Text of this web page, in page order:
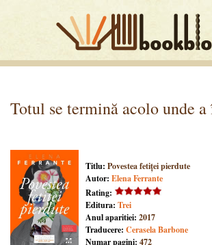
Totul se termină acolo unde
Titlu: Povestea fetiței pierdute
Autor: Elena Ferrante
Rating:
Editura: Trei
Anul aparitiei: 2017
Traducere: Cerasela Barbone
Numar pagini: 472